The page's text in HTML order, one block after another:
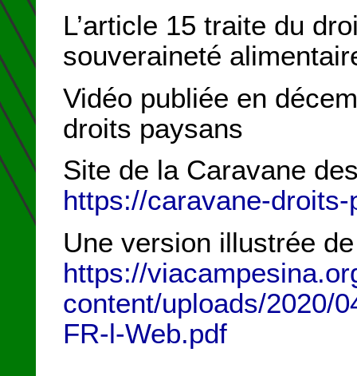
L’article 15 traite du
souveraineté
Vidéo publiée en
droits paysans
Site de la Caravane
https://caravane-
Une version illustrée de
https://
content/uploads/2020/
FR-l-Web.pdf